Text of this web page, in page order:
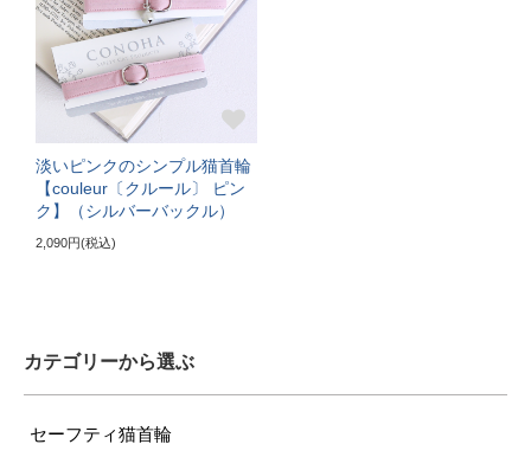
〔サイズの目安〕
5～6kgの大きめな成猫
《特注》LLサイズ（+10cm）
〔ぴったり測った猫ちゃんの首まわり〕
25cm～
7kg超えの大型の成猫
淡いピンクのシンプル猫首輪
【couleur〔クルール〕 ピン
ク】（シルバーバックル）
2,090円(税込)
カテゴリーから選ぶ
セーフティ猫首輪